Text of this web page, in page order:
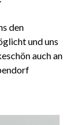
den
und uns
auch an